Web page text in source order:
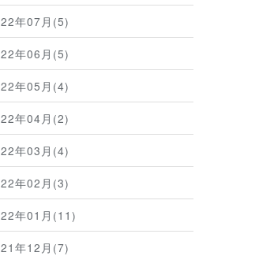
年07月(5)
年06月(5)
年05月(4)
年04月(2)
年03月(4)
年02月(3)
年01月(11)
年12月(7)